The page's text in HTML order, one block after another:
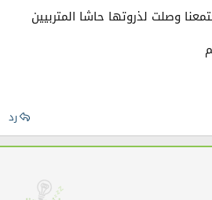
وصلت لذروتها حاشا المتربيين
رد